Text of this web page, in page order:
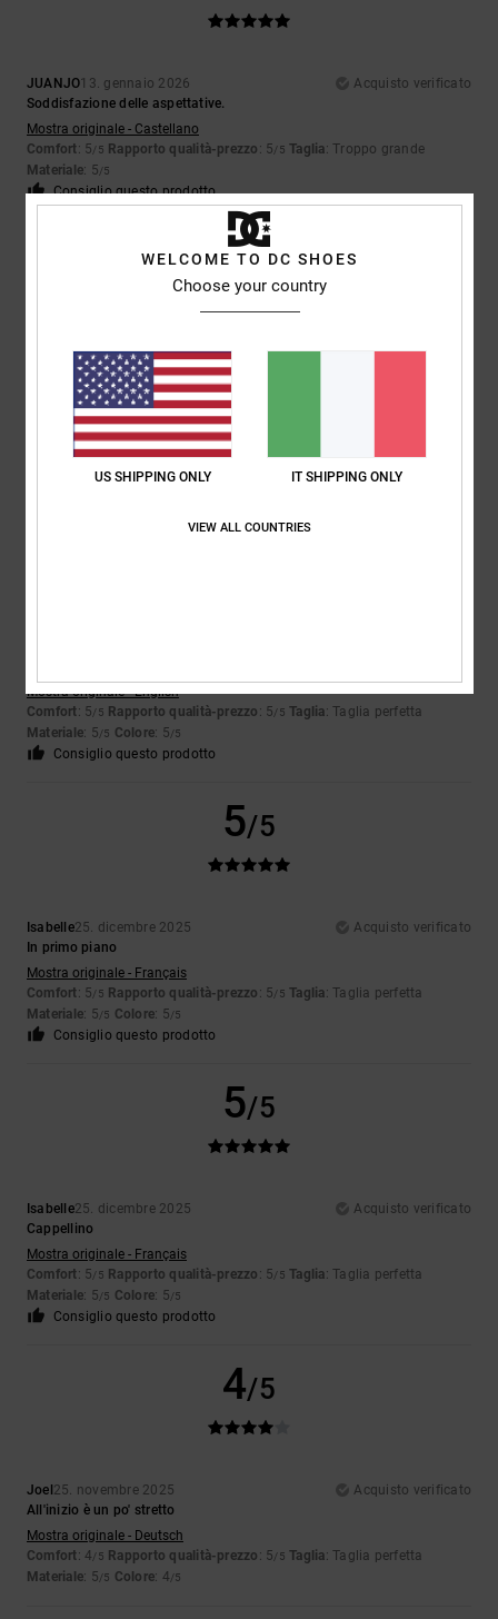
JUANJO13. gennaio 2026
Acquisto verificato
Soddisfazione delle aspettative.
Mostra originale - Castellano
Comfort: 5/5 Rapporto qualità-prezzo : 5/5 Taglia: Troppo grande
Materiale: 5/5
Consiglio questo prodotto
5/5
JUANJO13. gennaio 2026
Soddisfazione delle aspettative.
Mostra originale - Castellano
Comfort: 5/5 Rapporto qualità-prezzo
Materiale: 5/5 Colore: 5/5
Consiglio questo prodotto
5
Mostra originale - English
Comfort: 5/5 Rapporto qualità-prezzo : 5/5 Taglia: Taglia perfetta
Materiale: 5/5 Colore: 5/5
Consiglio questo prodotto
5/5
Isabelle25. dicembre 2025
Acquisto verificato
In primo piano
Mostra originale - Français
Comfort: 5/5 Rapporto qualità-prezzo : 5/5 Taglia: Taglia perfetta
Materiale: 5/5 Colore: 5/5
Consiglio questo prodotto
5/5
Isabelle25. dicembre 2025
Acquisto verificato
Cappellino
Mostra originale - Français
Comfort: 5/5 Rapporto qualità-prezzo : 5/5 Taglia: Taglia perfetta
Materiale: 5/5 Colore: 5/5
Consiglio questo prodotto
4/5
Joel 25. novembre 2025
Acquisto verificato
All'inizio è un po' stretto
Mostra originale - Deutsch
Comfort: 4/5 Rapporto qualità-prezzo : 5/5 Taglia: Taglia perfetta
Materiale: 5/5 Colore: 4/5
WELCOME TO DC SHOES
Choose your country
US SHIPPING ONLY IT SHIPPING ONLY
VIEW ALL COUNTRIES